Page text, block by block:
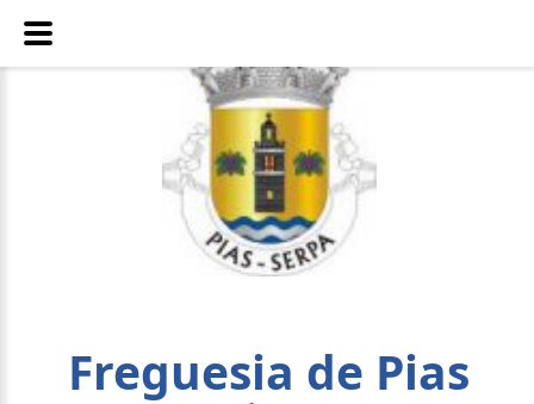
Freguesia de Pias